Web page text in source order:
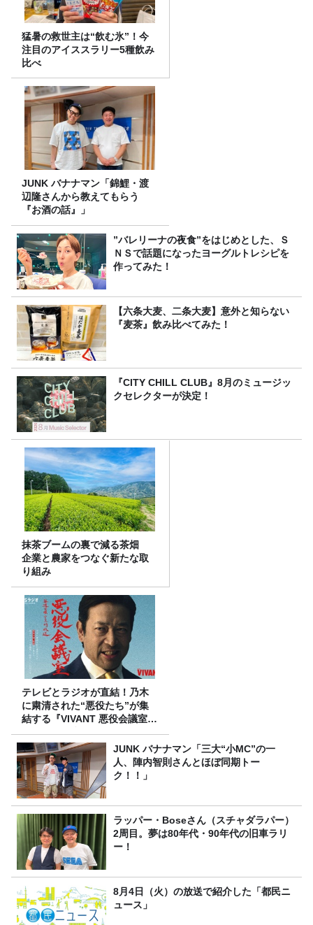
猛暑の救世主は“飲む氷”！今
注目のアイススラリー5種飲み
比べ
JUNK バナナマン「錦鯉・渡
辺隆さんから教えてもらう
『お酒の話』」
”バレリーナの夜食”をはじめとした、Ｓ
ＮＳで話題になったヨーグルトレシピを
作ってみた！
【六条大麦、二条大麦】意外と知らない
『麦茶』飲み比べてみた！
『CITY CHILL CLUB』8月のミュージッ
クセレクターが決定！
抹茶ブームの裏で減る茶畑
企業と農家をつなぐ新たな取
り組み
テレビとラジオが直結！乃木
に粛清された“悪役たち”が集
結する『VIVANT 悪役会議室』
7/26(日)23時スタート！
JUNK バナナマン「三大“小MC”の一
人、陣内智則さんとほぼ同期トー
ク！！」
ラッパー・Boseさん（スチャダラパー）
2周目。夢は80年代・90年代の旧車ラリ
ー！
8月4日（火）の放送で紹介した「都民ニ
ュース」